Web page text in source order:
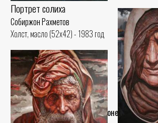
Портрет солиха
Собиржон Рахметов
Холст, масло (52x42) - 1983 год
..Конец..